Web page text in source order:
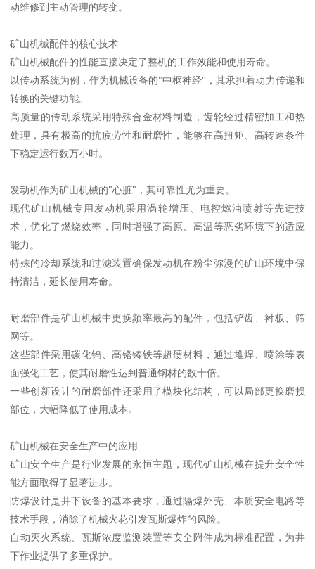
动维修到主动管理的转变。
矿山机械配件的核心技术
矿山机械配件的性能直接决定了整机的工作效能和使用寿命。
以传动系统为例，作为机械设备的"中枢神经"，其承担着动力传递和
转换的关键功能。
高质量的传动系统采用特殊合金材料制造，齿轮经过精密加工和热
处理，具有极高的抗疲劳性和耐磨性，能够在高扭矩、高转速条件
下稳定运行数万小时。
发动机作为矿山机械的"心脏"，其可靠性尤为重要。
现代矿山机械专用发动机采用涡轮增压、电控燃油喷射等先进技
术，优化了燃烧效率，同时增强了高原、高温等恶劣环境下的适应
能力。
特殊的冷却系统和过滤装置确保发动机在粉尘弥漫的矿山环境中保
持清洁，延长使用寿命。
耐磨部件是矿山机械中更换频率最高的配件，包括铲齿、衬板、筛
网等。
这些部件采用碳化钨、高铬铸铁等超硬材料，通过堆焊、喷涂等表
面强化工艺，使其耐磨性达到普通钢材的数十倍。
一些创新设计的耐磨部件还采用了模块化结构，可以局部更换磨损
部位，大幅降低了使用成本。
矿山机械在安全生产中的应用
矿山安全生产是行业发展的永恒主题，现代矿山机械在提升安全性
能方面取得了显著进步。
防爆设计是井下设备的基本要求，通过隔爆外壳、本质安全电路等
技术手段，消除了机械火花引发瓦斯爆炸的风险。
自动灭火系统、瓦斯浓度监测装置等安全附件成为标准配置，为井
下作业提供了多重保护。